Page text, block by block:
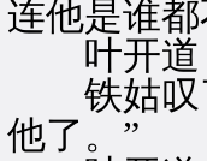
连他是谁
叶开道：
铁姑叹了
他了。”